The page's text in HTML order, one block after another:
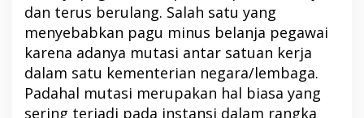
dan terus berulang. Salah satu yang
menyebabkan pagu minus belanja pegawai
karena adanya mutasi antar satuan kerja
dalam satu kementerian negara/lembaga.
Padahal mutasi merupakan hal biasa yang
sering terjadi pada instansi dalam rangka